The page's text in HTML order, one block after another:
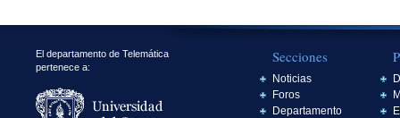
El departamento de Telemática
pertenece a:
Secciones
Noticias
Foros
Departamento